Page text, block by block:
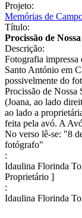
Projeto:
Memórias de
Título:
Procissão de
Descrição:
Fotografia impressa
Santo António em
possivelmente do
Procissão de Nossa
(Joana, ao lado
ao lado a
feita pela avó. A
No verso lê-se: "8
fotógrafo"
:
Idaulina Florinda
Proprietário ]
:
Idaulina Florinda